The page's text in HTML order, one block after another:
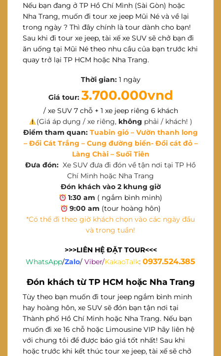
Nếu bạn đang ở TP Hồ Chí Mình (Sài Gòn) hoặc
Nha Trang, muốn đi tour xe jeep Mũi Né và về lại
trong ngày ? Thì đây chính là tour dành cho bạn!
Sau khi đi tour xe jeep, tài xế xe SUV sẽ chở bạn đi
ăn uống tại Mũi Né theo nhu cầu của bạn trước khi
quay trở lại TP HCM hoặc Nha Trang.
Thời gian:1 ngày
Giá tour: 3.700.000vnd
/ xe SUV 7 chỗ + 1 xe jeep riêng 6 khách
(Giá áp dụng / xe riêng, không phải / khách! )
Điểm tham quan: Tuabin gió – Vườn thanh long
– Đồi Cát Trắng – Cung đường biển- Đồi cát đỏ –
Làng Chài – Suối Tiên
Đưa đón: Xe SUV đưa đi đón về tận nơi tại TP Hồ
Chí Minh hoặc Nha Trang
Đón khách vào 2 khung giờ
1:30 am ( ngắm bình minh)
9:00 am (tour hoàng hôn)
*Có thể đi theo giờ khách chọn vào các ngày đầu
và trong tuần!
>>>LIÊN HỆ ĐẶT TOUR<<<
WhatsApp/Zalo/ Viber/KakaoTalk: 0937.524.385
Đón khách từ TP HCM hoặc Nha Trang
Tùy theo bạn muốn đi tour jeep ngắm bình minh
hay hoàng hôn, xe SUV sẽ đón bạn tận nơi tại
Thành phố Hồ Chí Minh hoặc Nha Trang. Nếu bạn
muốn đi xe 16 chỗ hoặc Limousine VIP hãy liên hệ
với chung tôi để được báo giá tốt nhất! Sau khi
hoặc trước khi kết thúc tour xe jeep, tài xế sẽ chở